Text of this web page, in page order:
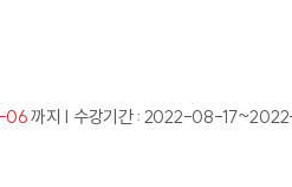
06까지 | 수강기간 : 2022-08-